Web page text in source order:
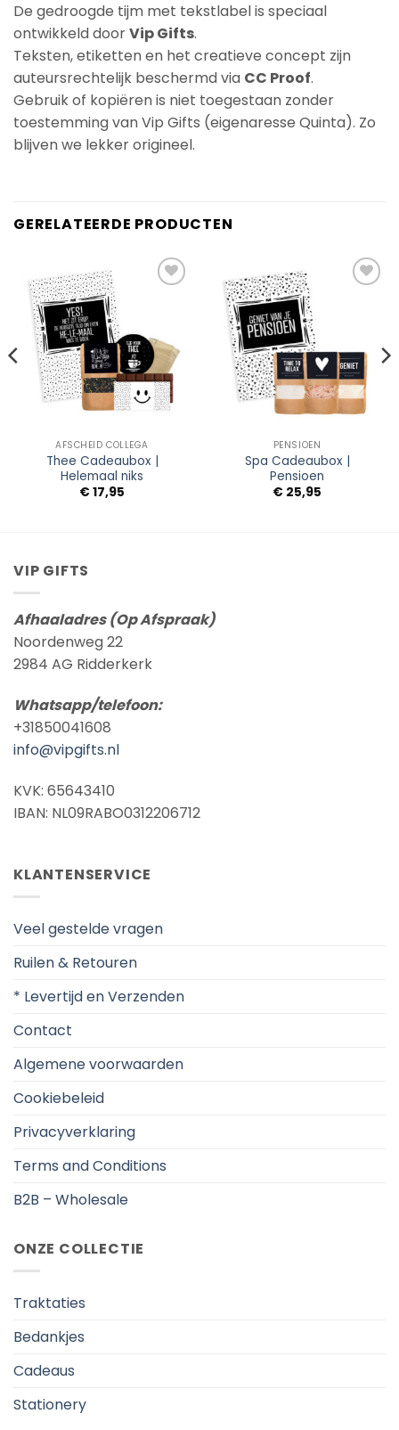
De gedroogde tijm met tekstlabel is speciaal
ontwikkeld doorVip Gifts.
Teksten, etiketten en het creatieve concept zijn
auteursrechtelijk beschermd via CC Proof.
Gebruik of kopiëren is niet toegestaan zonder
toestemming van Vip Gifts (eigenaresse Quinta). Zo
blijven we lekker origineel.
GERELATEERDE PRODUCTEN
AFSCHEID COLLEGA
Thee Cadeaubox |
Helemaal niks
€17,95
PENSIOEN
Spa Cadeaubox |
Pensioen
€ 25,95
VIP GIFTS
Afhaaladres (Op Afspraak)
Noordenweg 22
2984 AG Ridderkerk
Whatsapp/telefoon:
+31850041608
info@vipgifts.nl
KVK: 65643410
IBAN: NL09RABO0312206712
KLANTENSERVICE
Veel gestelde vragen
Ruilen & Retouren
* Levertijd en Verzenden
Contact
Algemene voorwaarden
Cookiebeleid
Privacyverklaring
Terms and Conditions
B2B – Wholesale
ONZE COLLECTIE
Traktaties
Bedankjes
Cadeaus
Stationery